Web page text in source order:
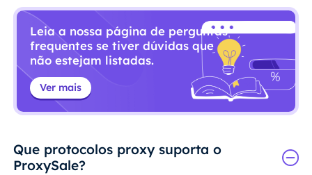
Leia a nossa página de perguntas
frequentes se tiver dúvidas que
não estejam listadas.
Ver mais
Que protocolos proxy suporta o
ProxySale?